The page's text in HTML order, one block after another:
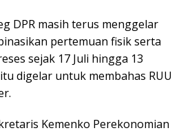
DPR masih terus menggelar
pertemuan fisik serta
sejak 17 Juli hingga 13
digelar untuk membahas RUU
Kemenko Perekonomian